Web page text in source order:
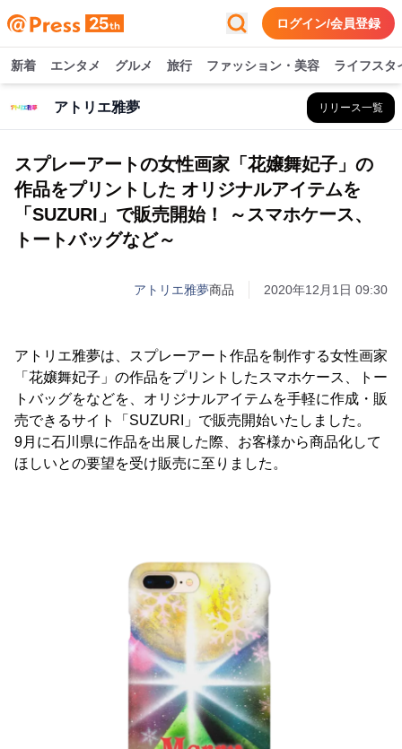
ログイン/会員登録
新着 エンタメ グルメ 旅行 ファッション・美容 ライフスタ
アトリエ雅夢 リリース一覧
スプレーアートの女性画家「花嬢舞妃子」の
作品をプリントした オリジナルアイテムを
「SUZURI」で販売開始！ ～スマホケース、
トートバッグなど～
アトリエ雅夢商品 2020年12月1日 09:30
アトリエ雅夢は、スプレーアート作品を制作する女性画家
「花嬢舞妃子」の作品をプリントしたスマホケース、トー
トバッグをなどを、オリジナルアイテムを手軽に作成・販
売できるサイト「SUZURI」で販売開始いたしました。
9月に石川県に作品を出展した際、お客様から商品化して
ほしいとの要望を受け販売に至りました。